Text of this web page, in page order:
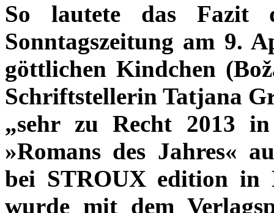
So lautete das Fazit
Sonntagszeitung am 9.
göttlichen Kindchen
Schriftstellerin Tatjana
„sehr zu Recht 2013
»Romans des Jahres«
bei STROUX edition in
wurde mit dem